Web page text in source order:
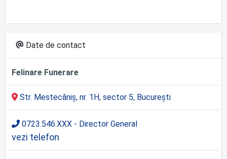
Date de contact
Felinare Funerare
Str. Mestecăniș, nr. 1H, sector 5, București
0723.546.XXX - Director General
vezi telefon